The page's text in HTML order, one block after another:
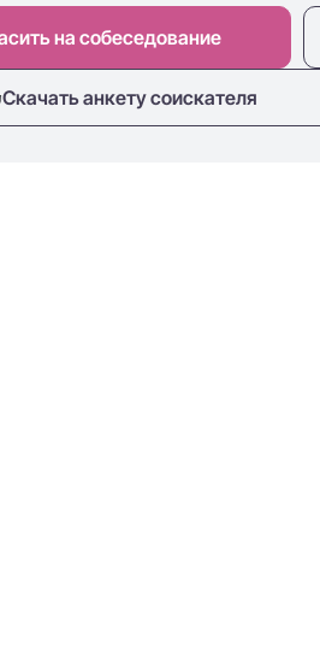
на собеседование
Скачать анкету соискателя